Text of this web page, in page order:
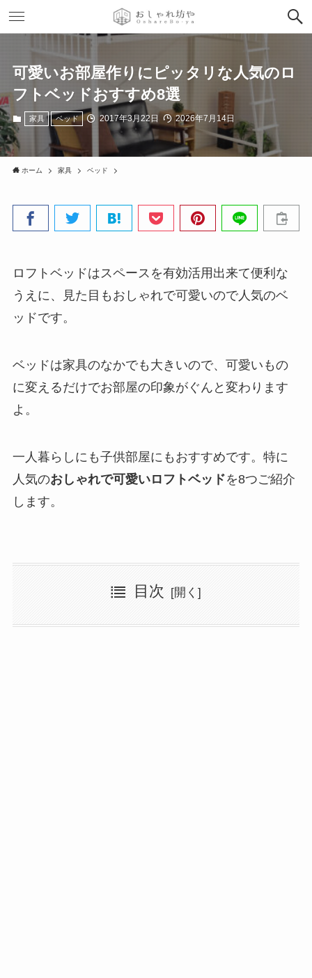
可愛いお部屋作りにピッタリな人気のロ
フトベッドおすすめ8選
家具 ベッド 2017年3月22日 2026年7月14日
ホーム 家具 ベッド
ロフトベッドはスペースを有効活用出来て便利な
うえに、見た目もおしゃれで可愛いので人気のベ
ッドです。
ベッドは家具のなかでも大きいので、可愛いもの
に変えるだけでお部屋の印象がぐんと変わります
よ。
一人暮らしにも子供部屋にもおすすめです。特に
人気のおしゃれで可愛いロフトベッドを8つご紹介
します。
目次